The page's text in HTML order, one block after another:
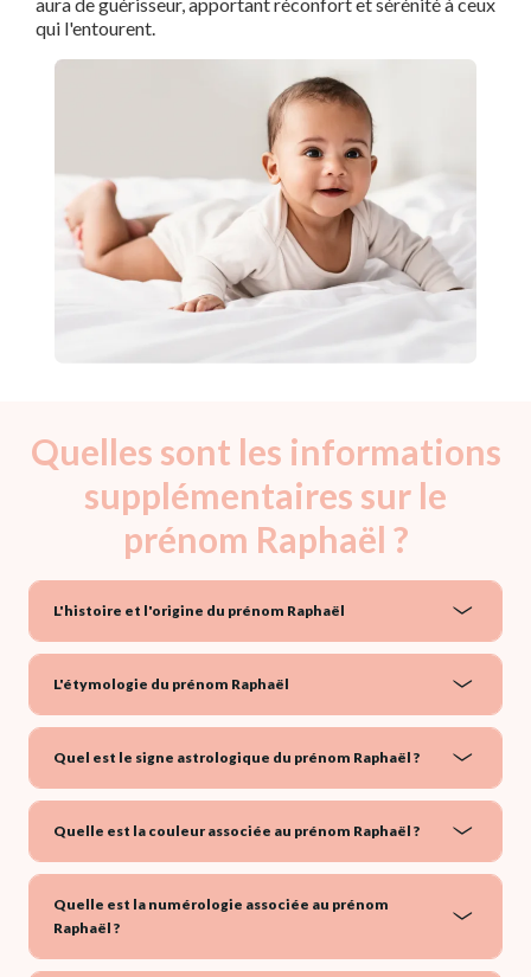
aura de guérisseur, apportant réconfort et sérénité à ceux
qui l'entourent.
Quelles sont les informations
supplémentaires sur le
prénom Raphaël ?
L'histoire et l'origine du prénom Raphaël
L'étymologie du prénom Raphaël
Quel est le signe astrologique du prénom Raphaël ?
Quelle est la couleur associée au prénom Raphaël ?
Quelle est la numérologie associée au prénom
Raphaël ?